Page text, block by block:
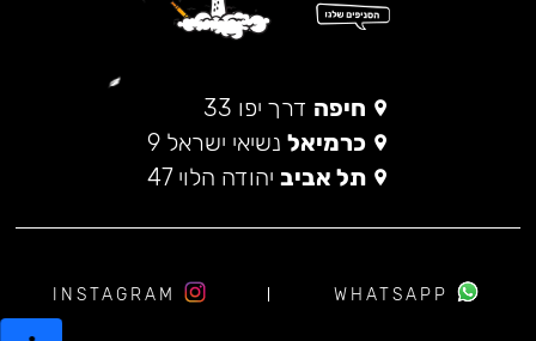
חיפה דרך יפו 33
כרמיאל נשיאי ישראל 9
תל אביב יהודה הלוי 47
WHATSAPP
INSTAGRAM